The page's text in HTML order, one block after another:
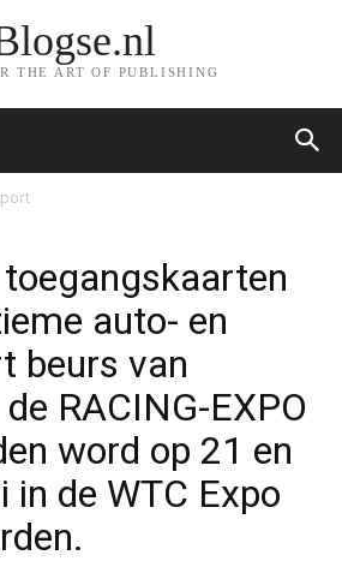
THE ART OF PUBLISHING
auto- en
beurs van
RACING-EXPO
word op 21 en
in de WTC Expo